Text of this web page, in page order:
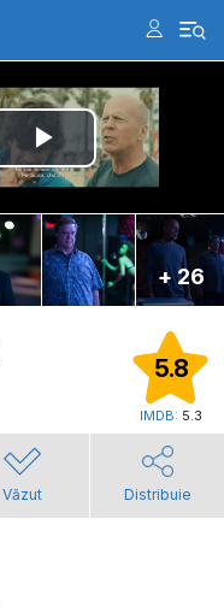
+ 26
5.8
IMDB: 5.3
Văzut Distribuie